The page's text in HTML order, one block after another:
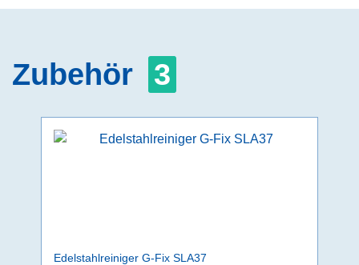
Zubehör 3
Edelstahlreiniger G-Fix SLA37